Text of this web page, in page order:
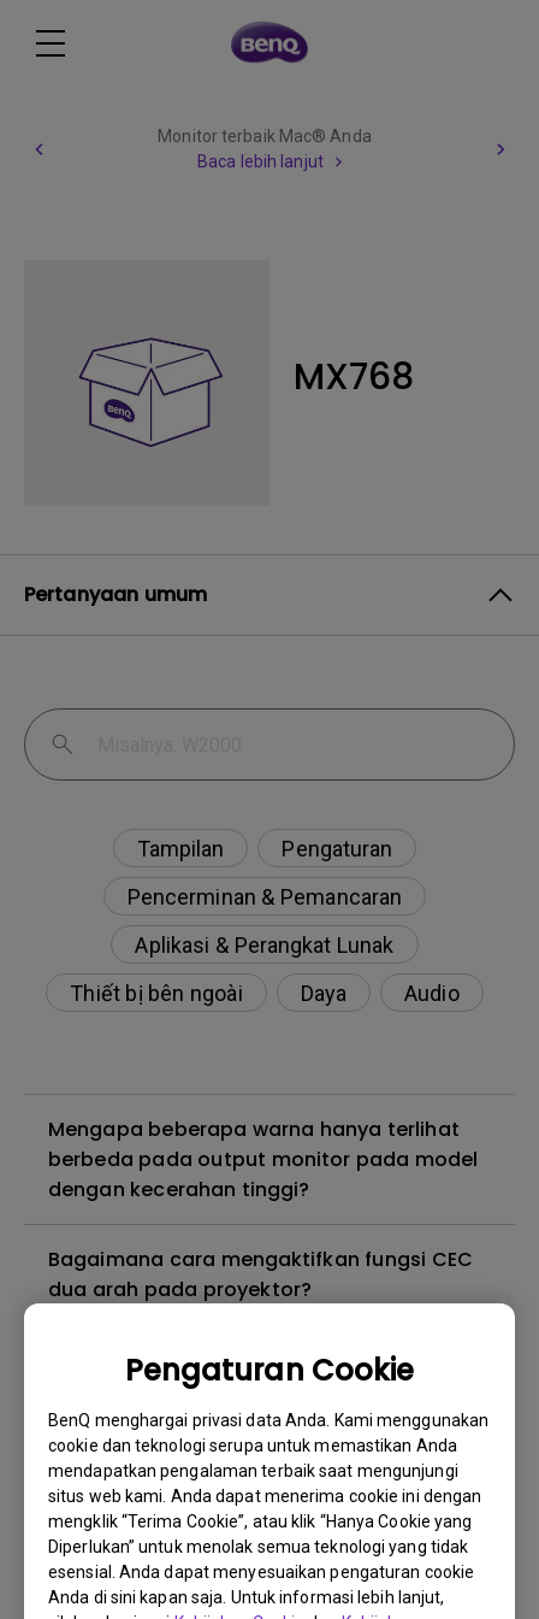
Pengaturan Cookie
BenQ menghargai privasi data Anda. Kami menggunakan
cookie dan teknologi serupa untuk memastikan Anda
mendapatkan pengalaman terbaik saat mengunjungi
situs web kami. Anda dapat menerima cookie ini dengan
mengklik “Terima Cookie”, atau klik “Hanya Cookie yang
Diperlukan” untuk menolak semua teknologi yang tidak
esensial. Anda dapat menyesuaikan pengaturan cookie
Anda di sini kapan saja. Untuk informasi lebih lanjut,
Monitor terbaik Mac® Anda
Baca lebih lanjut
MX768
Pertanyaan umum
Tampilan
Pengaturan
Pencerminan & Pemancaran
Aplikasi & Perangkat Lunak
Thiết bị bên ngoài
Daya Audio
Mengapa beberapa warna hanya terlihat
berbeda pada output monitor pada model
dengan kecerahan tinggi?
Bagaimana cara mengaktifkan fungsi CEC
dua arah pada proyektor?
3D is not working or getting lost sync on my
projector. How can I fix it?
Proyektor saya dihidupkan tanpa gambar
meskipun sudah tersambung ke pemutar.
Bagaimana cara memperbaikinya?
Versi kabel HDMI apa yang kompatibel